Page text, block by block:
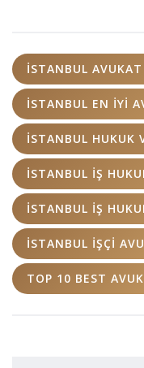
İSTANBUL
İSTANBUL EN IYI
İSTANBUL HUKUK
İSTANBUL İŞ
İSTANBUL İŞ
İSTANBUL İŞÇI
TOP 10 BEST